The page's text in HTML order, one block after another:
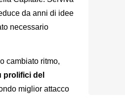
da anni di idee
necessario
cambiato ritmo,
prolifici del
miglior attacco